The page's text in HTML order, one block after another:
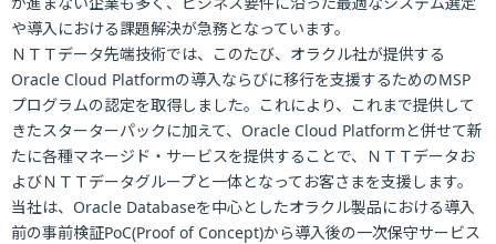
や導入における課題解決が急務となっています。
ＮＴＴデータ先端技術では、このたび、オラクル社が提供する
Oracle Cloud Platformの導入ならびに移行を支援するためのMSP
プログラムの認定を取得しました。これにより、これまで提供して
きたスターターパックに加えて、Oracle Cloud Platformと併せて新
たに各種マネージド・サービスを提供することで、ＮＴＴデータお
よびＮＴＴデータグループと一体となってお客さまを支援します。
当社は、Oracle Databaseを中心としたオラクル製品における導入
前の事前検証PoC(Proof of Concept)から導入後の一次保守サービス